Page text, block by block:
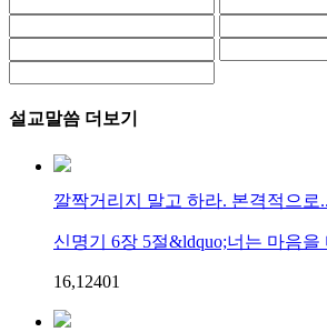
설교말씀 더보기
깔짝거리지 말고 하라. 본격적으로
신명기 6장 5절&ldquo;너는 마음을
16,12401